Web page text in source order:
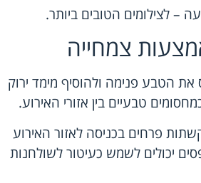
לצילומים הטובים ביותר.
צמחייה
הטבע פנימה ולהוסיף מימד ירוק
טבעיים בין אזורי האירוע.
פרחים בכניסה לאזור האירוע
יכולים לשמש כעיטור לשולחנות